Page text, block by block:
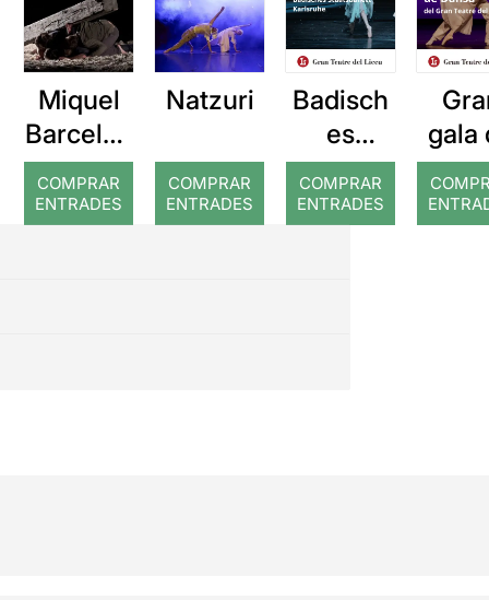
Miquel
Barcelon
a: Rojos
COMPRAR
ENTRADES
Natzuri
COMPRAR
ENTRADES
Badisch
es
Staatsba
llett
Karlsruh
COMPRAR
ENTRADES
gala